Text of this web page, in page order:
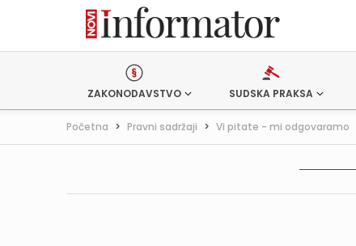
ZAKONODAVSTVO SUDSKA PRAKSA
Početna > Pravni sadržaji > Vi pitate - mi odgovaramo